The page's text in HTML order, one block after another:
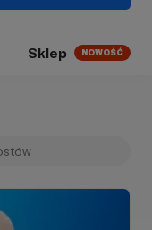
Sklep NOWOŚĆ